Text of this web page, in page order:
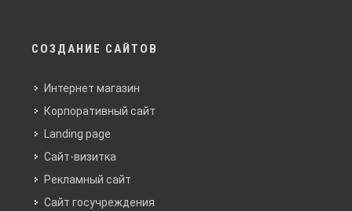
СОЗДАНИЕ САЙТОВ
Интернет магазин
Корпоративный сайт
Landing page
Сайт-визитка
Рекламный сайт
Сайт госучреждения